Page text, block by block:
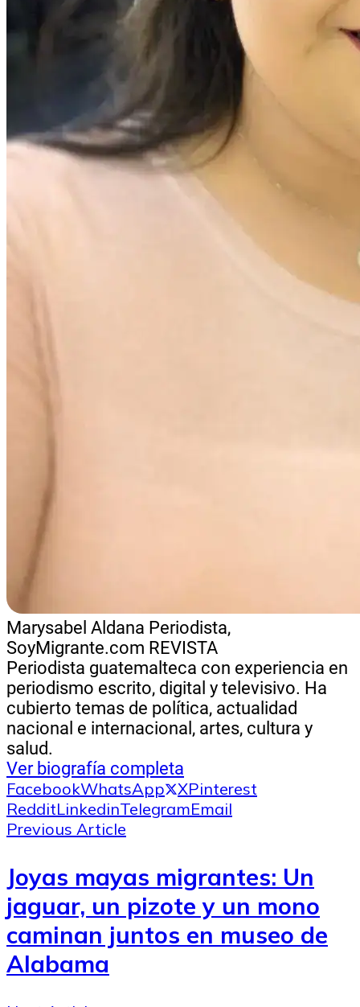
Marysabel Aldana Periodista,
SoyMigrante.com REVISTA
Periodista guatemalteca con experiencia en
periodismo escrito, digital y televisivo. Ha
cubierto temas de política, actualidad
nacional e internacional, artes, cultura y
salud.
Ver biografía completa
FacebookWhatsApp XPinterest
RedditLinkedinTelegramEmail
Previous Article
Joyas mayas migrantes: Un
jaguar, un pizote y un mono
caminan juntos en museo de
Alabama